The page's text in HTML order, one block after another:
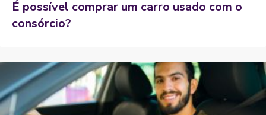
É possível comprar um carro usado com o
consórcio?